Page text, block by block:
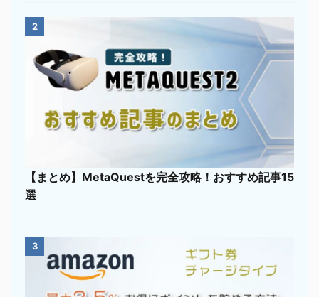
2
【まとめ】MetaQuestを完全攻略！おすすめ記事15
選
3